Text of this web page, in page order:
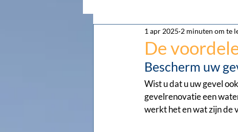
De
1 apr 2025 2 minuten om te
Bescherm uw
Wist u dat u uw gevel
gevelrenovatie een
werkt het en wat zijn de